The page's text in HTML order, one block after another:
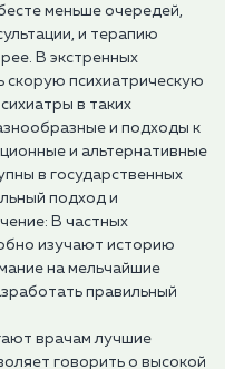
меньше очередей,
и терапию
В экстренных
скорую психиатрическую
в таких
и подходы к
и альтернативные
в государственных
подход и
В частных
изучают историю
на мельчайшие
правильный
врачам лучшие
говорить о высокой